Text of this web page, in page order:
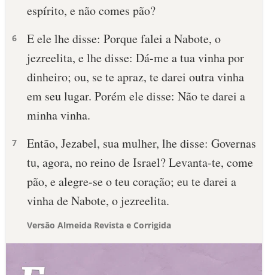
espírito, e não comes pão?
6
E ele lhe disse: Porque falei a Nabote, o
jezreelita, e lhe disse: Dá-me a tua vinha por
dinheiro; ou, se te apraz, te darei outra vinha
em seu lugar. Porém ele disse: Não te darei a
minha vinha.
7
Então, Jezabel, sua mulher, lhe disse: Governas
tu, agora, no reino de Israel? Levanta-te, come
pão, e alegre-se o teu coração; eu te darei a
vinha de Nabote, o jezreelita.
Versão Almeida Revista e Corrigida